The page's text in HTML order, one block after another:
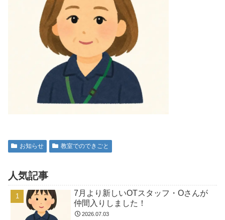
お知らせ 教室でのできごと
人気記事
7月より新しいOTスタッフ・Oさんが
仲間入りしました！
2026.07.03